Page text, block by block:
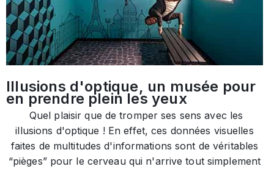
Illusions d'optique, un musée pour
en prendre plein les yeux
Quel plaisir que de tromper ses sens avec les
illusions d'optique ! En effet, ces données visuelles
faites de multitudes d'informations sont de véritables
“pièges” pour le cerveau qui n'arrive tout simplement